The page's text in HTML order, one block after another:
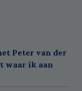
Peter van der
waar ik aan